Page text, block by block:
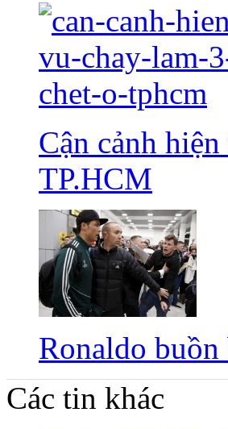
Cận cảnh
TP.HCM
Ronaldo
Các tin khác